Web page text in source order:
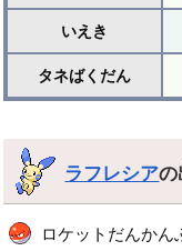
いえき
タネばくだん
ラフレシア
ロケットだんかん